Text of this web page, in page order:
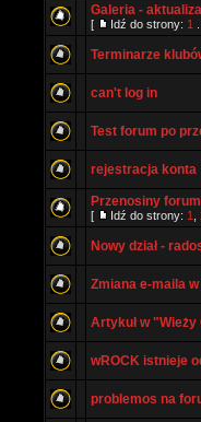
Galeria -
[ Idź do strony: 1
Terminarze
can't log in
Test forum po
rejestracja konta
Przenosiny
[ Idź do strony: 1
Nowy dział -
Zmiana e-maila
Artykuł w "Wieży
wROCK istnieje
problemos na